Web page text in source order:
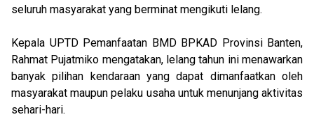
seluruh masyarakat yang berminat mengikuti lelang.
Kepala UPTD Pemanfaatan BMD BPKAD Provinsi Banten,
Rahmat Pujatmiko mengatakan, lelang tahun ini menawarkan
banyak pilihan kendaraan yang dapat dimanfaatkan oleh
masyarakat maupun pelaku usaha untuk menunjang aktivitas
sehari-hari.